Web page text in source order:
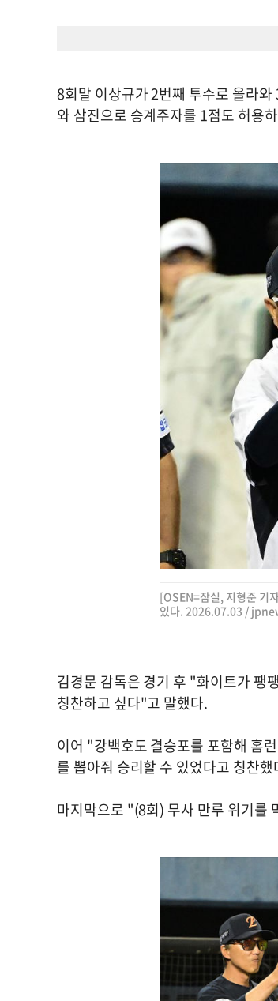
8회말 이상규가 2번째 투수로 올라
와 삼진으로 승계주자를 1점도 허용
[OSEN=잠실, 지형준 기
있다. 2026.07.03 /
김경문 감독은 경기 후 "화이트가 팽
칭찬하고 싶다"고 말했다.
이어 "강백호도 결승포를 포함해 홈
를 뽑아줘 승리할 수 있었다고 칭찬했
마지막으로 "(8회) 무사 만루 위기를